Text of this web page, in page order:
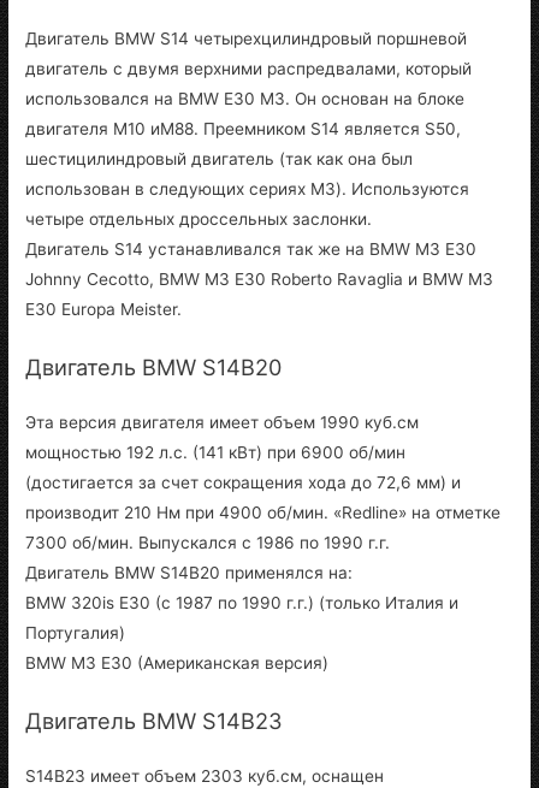
Двигатель BMW S14 четырехцилиндровый поршневой
двигатель с двумя верхними распредвалами, который
использовался на BMW E30 M3. Он основан на блоке
двигателя M10 иM88. Преемником S14 является S50,
шестицилиндровый двигатель (так как она был
использован в следующих сериях M3). Используются
четыре отдельных дроссельных заслонки.
Двигатель S14 устанавливался так же на BMW M3 E30
Johnny Cecotto, BMW M3 E30 Roberto Ravaglia и BMW M3
E30 Europa Meister.
Двигатель BMW S14B20
Эта версия двигателя имеет объем 1990 куб.см
мощностью 192 л.с. (141 кВт) при 6900 об/мин
(достигается за счет сокращения хода до 72,6 мм) и
производит 210 Нм при 4900 об/мин. «Redline» на отметке
7300 об/мин. Выпускался с 1986 по 1990 г.г.
Двигатель BMW S14B20 применялся на:
BMW 320is E30 (с 1987 по 1990 г.г.) (только Италия и
Португалия)
BMW M3 E30 (Американская версия)
Двигатель BMW S14B23
S14B23 имеет объем 2303 куб.см, оснащен